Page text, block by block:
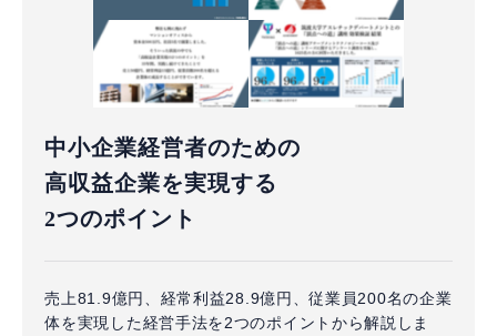
中小企業経営者のための
高収益企業を実現する
2つのポイント
売上81.9億円、経常利益28.9億円、従業員200名の企業
体を実現した経営手法を2つのポイントから解説しま